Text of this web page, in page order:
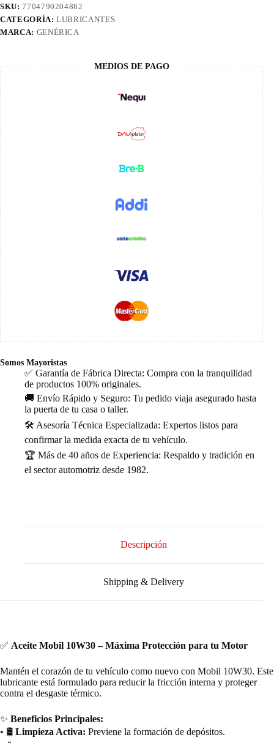
SKU:7704790204862
CATEGORÍA:LUBRICANTES
MARCA: GENÉRICA
MEDIOS DE PAGO
Somos Mayoristas
✅ Garantía de Fábrica Directa: Compra con la tranquilidad
de productos 100% originales.
🚚 Envío Rápido y Seguro: Tu pedido viaja asegurado hasta
la puerta de tu casa o taller.
🛠️ Asesoría Técnica Especializada: Expertos listos para
confirmar la medida exacta de tu vehículo.
🏆 Más de 40 años de Experiencia: Respaldo y tradición en
el sector automotriz desde 1982.
Descripción
Shipping & Delivery
✅ Aceite Mobil 10W30 – Máxima Protección para tu Motor
Mantén el corazón de tu vehículo como nuevo con Mobil 10W30. Este
lubricante está formulado para reducir la fricción interna y proteger
contra el desgaste térmico.
✨ Beneficios Principales:
• 🛢️ Limpieza Activa: Previene la formación de depósitos.